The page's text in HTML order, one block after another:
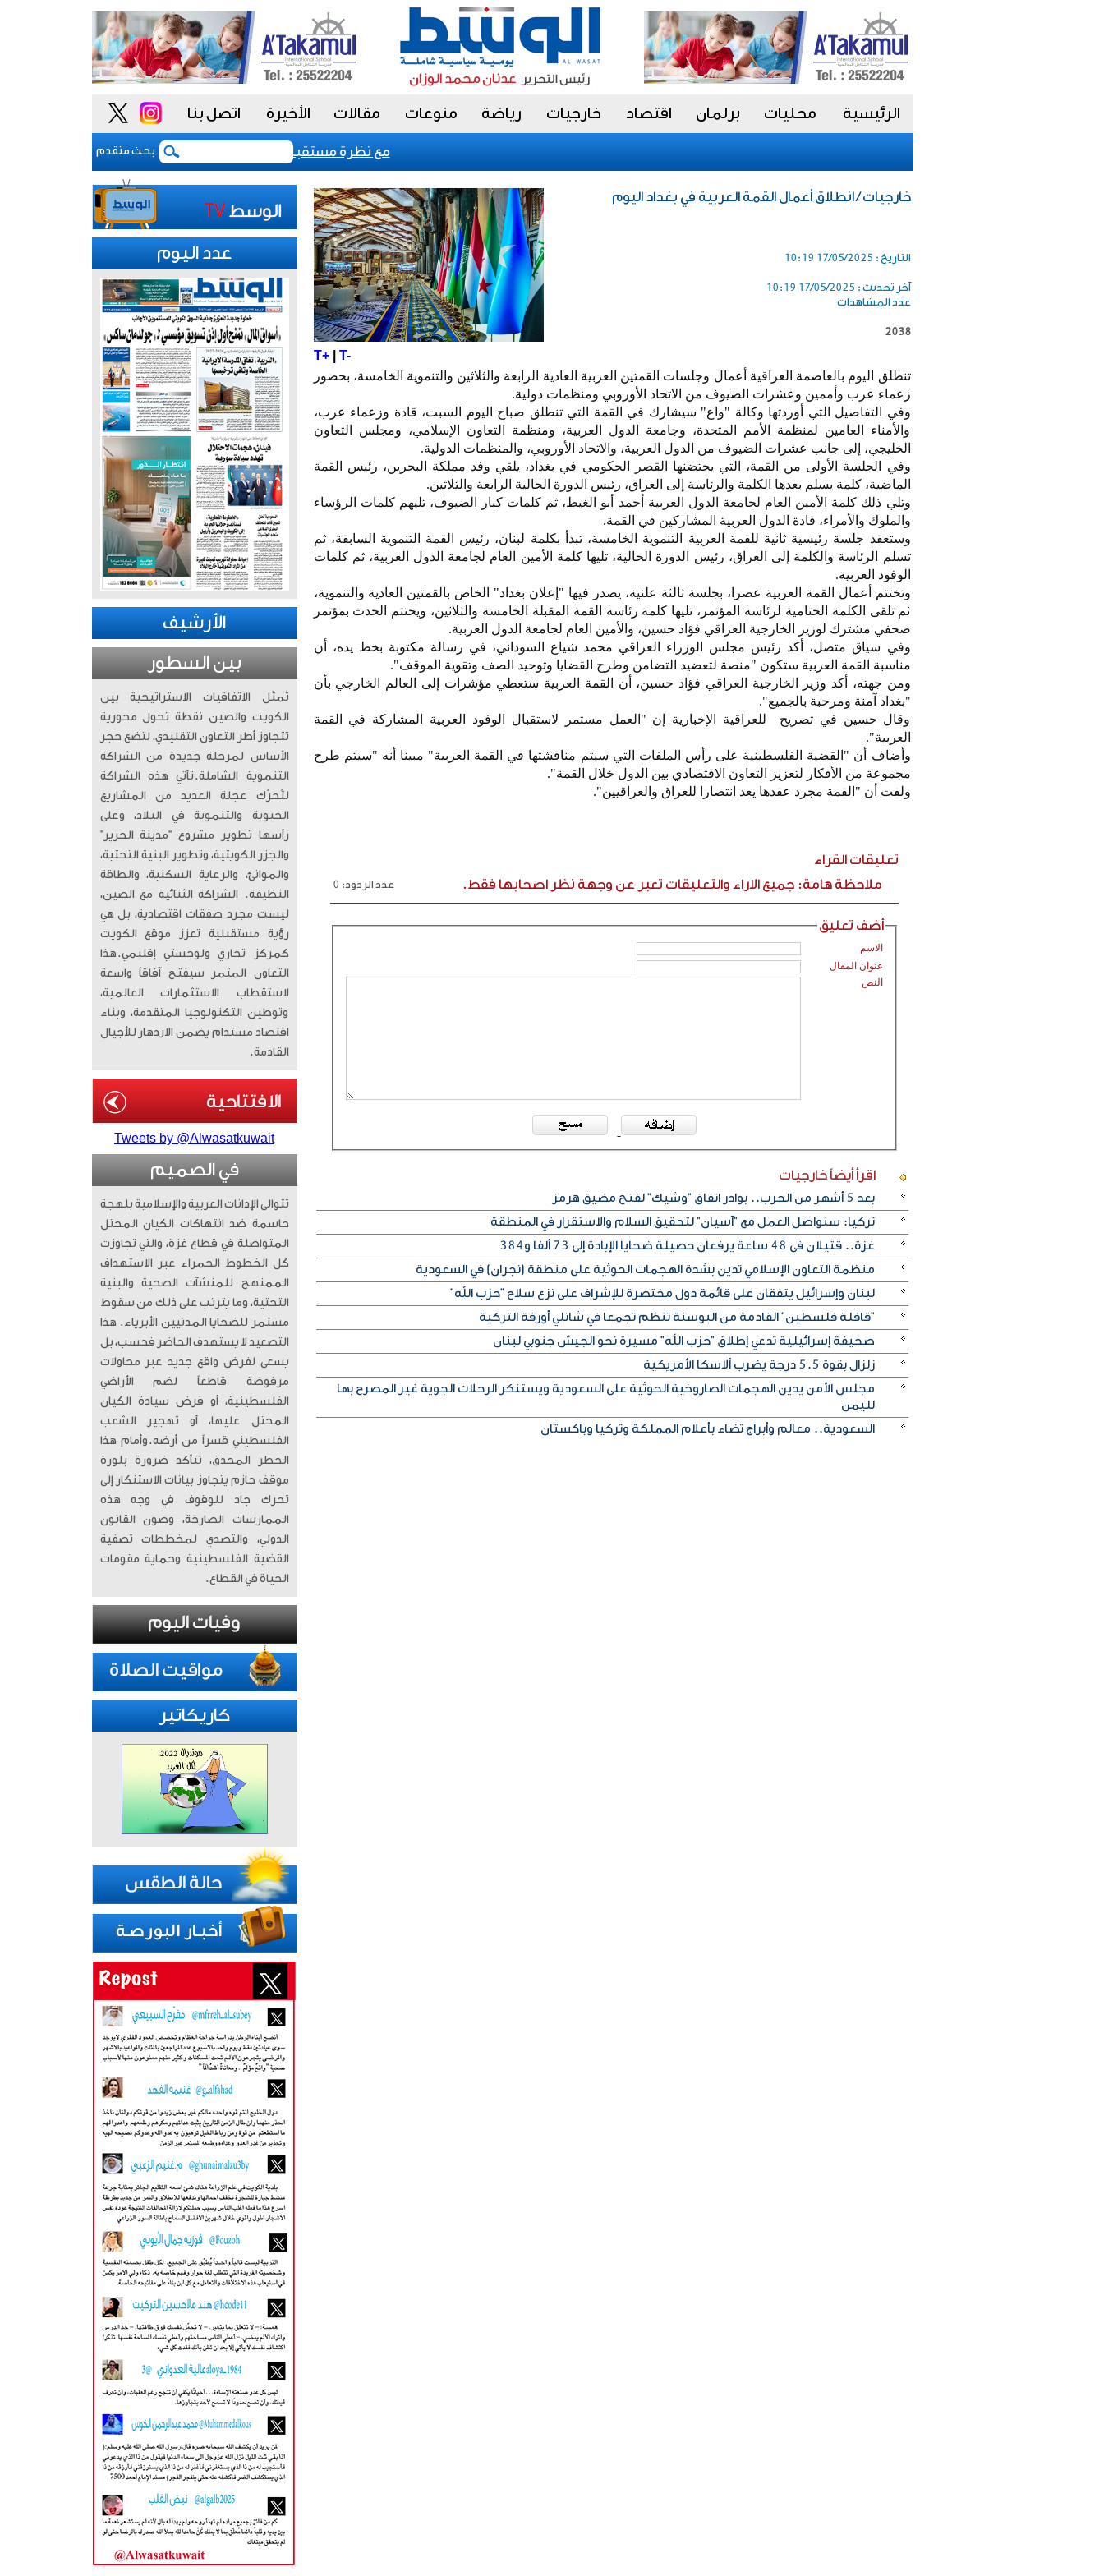
الرئيسية محليات برلمان اقتصاد خارجيات رياضة منوعات مقالات الأخيرة اتصل بنا
بحث متقدم «فيتش» تؤكد التصنيف السيادي للكويت عند «-aa» مع نظرة مستقبلية مستقرة
خارجيات / انطلاق أعمال القمة العربية في بغداد اليوم
التاريخ : 17/05/2025 10:19
آخر تحديث : 17/05/2025 10:19
عدد المشاهدات
2038
T+| T-
تنطلق اليوم بالعاصمة العراقية أعمال وجلسات القمتين العربية العادية الرابعة والثلاثين والتنموية الخامسة، بحضور
زعماء عرب وأممين وعشرات الضيوف من الاتحاد الأوروبي ومنظمات دولية.
وفي التفاصيل التي أوردتها وكالة "واع" سيشارك في القمة التي تنطلق صباح اليوم السبت، قادة وزعماء عرب،
والأمناء العامين لمنظمة الأمم المتحدة، وجامعة الدول العربية، ومنظمة التعاون الإسلامي، ومجلس التعاون
الخليجي، إلى جانب عشرات الضيوف من الدول العربية، والاتحاد الأوروبي، والمنظمات الدولية.
وفي الجلسة الأولى من القمة، التي يحتضنها القصر الحكومي في بغداد، يلقي وفد مملكة البحرين، رئيس القمة
الماضية، كلمة يسلم بعدها الكلمة والرئاسة إلى العراق، رئيس الدورة الحالية الرابعة والثلاثين.
وتلي ذلك كلمة الأمين العام لجامعة الدول العربية أحمد أبو الغيط، ثم كلمات كبار الضيوف، تليهم كلمات الرؤساء
والملوك والأمراء، قادة الدول العربية المشاركين في القمة.
وستعقد جلسة رئيسية ثانية للقمة العربية التنموية الخامسة، تبدأ بكلمة لبنان، رئيس القمة التنموية السابقة، ثم
تسلم الرئاسة والكلمة إلى العراق، رئيس الدورة الحالية، تليها كلمة الأمين العام لجامعة الدول العربية، ثم كلمات
الوفود العربية.
وتختتم أعمال القمة العربية عصرا، بجلسة ثالثة علنية، يصدر فيها "إعلان بغداد" الخاص بالقمتين العادية والتنموية،
ثم تلقى الكلمة الختامية لرئاسة المؤتمر، تليها كلمة رئاسة القمة المقبلة الخامسة والثلاثين، ويختتم الحدث بمؤتمر
صحفي مشترك لوزير الخارجية العراقي فؤاد حسين، والأمين العام لجامعة الدول العربية.
وفي سياق متصل، أكد رئيس مجلس الوزراء العراقي محمد شياع السوداني، في رسالة مكتوبة بخط يده، أن
مناسبة القمة العربية ستكون "منصة لتعضيد التضامن وطرح القضايا وتوحيد الصف وتقوية الموقف".
ومن جهته، أكد وزير الخارجية العراقي فؤاد حسين، أن القمة العربية ستعطي مؤشرات إلى العالم الخارجي بأن
"بغداد آمنة ومرحبة بالجميع".
وقال حسين في تصريح للعراقية الإخبارية إن "العمل مستمر لاستقبال الوفود العربية المشاركة في القمة
العربية".
وأضاف أن "القضية الفلسطينية على رأس الملفات التي سيتم مناقشتها في القمة العربية" مبينا أنه "سيتم طرح
مجموعة من الأفكار لتعزيز التعاون الاقتصادي بين الدول خلال القمة".
ولفت أن "القمة مجرد عقدها يعد انتصارا للعراق والعراقيين".
تعليقات القراء
ملاحظة هامة: جميع الاراء والتعليقات تعبر عن وجهة نظر اصحابها فقط.
عدد الردود: 0
أضف تعليق
الاسم
عنوان المقال
النص
اقرأ أيضاًخارجيات
بعد 5 أشهر من الحرب.. بوادر اتفاق "وشيك" لفتح مضيق هرمز
تركيا: سنواصل العمل مع "آسيان" لتحقيق السلام والاستقرار في المنطقة
غزة.. قتيلان في 48 ساعة يرفعان حصيلة ضحايا الإبادة إلى 73 ألفا و384
منظمة التعاون الإسلامي تدين بشدة الهجمات الحوثية على منطقة (نجران) في السعودية
لبنان وإسرائيل يتفقان على قائمة دول مختصرة للإشراف على نزع سلاح "حزب الله"
"قافلة فلسطين" القادمة من البوسنة تنظم تجمعا في شانلي أورفة التركية
صحيفة إسرائيلية تدعي إطلاق "حزب الله" مسيرة نحو الجيش جنوبي لبنان
زلزال بقوة 5.5 درجة يضرب ألاسكا الأمريكية
مجلس الأمن يدين الهجمات الصاروخية الحوثية على السعودية ويستنكر الرحلات الجوية غير المصرح بها
لليمن
السعودية.. معالم وأبراج تضاء بأعلام المملكة وتركيا وباكستان
عدد اليوم
الأرشيف
بين السطور
تُمثّل الاتفاقيات الاستراتيجية بين
الكويت والصين نقطة تحول محورية
تتجاوز أطر التعاون التقليدي، لتضع حجر
الأساس لمرحلة جديدة من الشراكة
التنموية الشاملة. ​تأتي هذه الشراكة
لتُحرّك عجلة العديد من المشاريع
الحيوية والتنموية في البلاد، وعلى
رأسها تطوير مشروع “مدينة الحرير”
والجزر الكويتية، وتطوير البنية التحتية،
والموانئ، والرعاية السكنية، والطاقة
النظيفة. الشراكة الثنائية مع الصين،
ليست مجرد صفقات اقتصادية، بل هي
رؤية مستقبلية تعزز موقع الكويت
كمركز تجاري ولوجستي إقليمي. ​هذا
التعاون المثمر سيفتح آفاقاً واسعة
لاستقطاب الاستثمارات العالمية،
وتوطين التكنولوجيا المتقدمة، وبناء
اقتصاد مستدام يضمن الازدهار للأجيال
القادمة.
Tweets by @Alwasatkuwait
في الصميم
تتوالى الإدانات العربية والإسلامية بلهجة
حاسمة ضد انتهاكات الكيان المحتل
المتواصلة في قطاع غزة، والتي تجاوزت
كل الخطوط الحمراء عبر الاستهداف
الممنهج للمنشآت الصحية والبنية
التحتية، وما يترتب على ذلك من سقوط
مستمر للضحايا المدنيين الأبرياء. ​ هذا
التصعيد لا يستهدف الحاضر فحسب، بل
يسعى لفرض واقع جديد عبر محاولات
مرفوضة قاطعاً لضم الأراضي
الفلسطينية، أو فرض سيادة الكيان
المحتل عليها، أو تهجير الشعب
الفلسطيني قسراً من أرضه. ​وأمام هذا
الخطر المحدق، تتأكد ضرورة بلورة
موقف حازم يتجاوز بيانات الاستنكار إلى
تحرك جاد للوقوف في وجه هذه
الممارسات الصارخة، وصون القانون
الدولي، والتصدي لمخططات تصفية
القضية الفلسطينية وحماية مقومات
الحياة في القطاع.
كاريكاتير